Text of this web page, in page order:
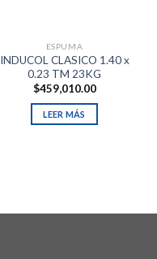
ESPUMA
INDUCOL CLASICO 1.40 x
0.23 TM 23KG
$459,010.00
LEER MÁS